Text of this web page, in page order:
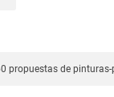
propuestas de